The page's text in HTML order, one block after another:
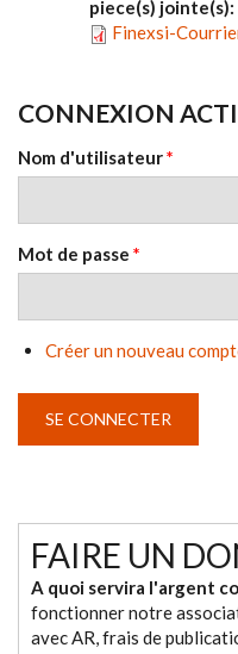
piece(s) jointe(s):
Finexsi-
CONNEXION
Nom d'utilisateur*
Mot de passe *
Créer un nouveau
FAIRE UN
A quoi servira l'argent
fonctionner notre
avec AR, frais de